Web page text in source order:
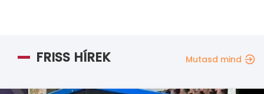
FRISS HÍREK Mutasd mind